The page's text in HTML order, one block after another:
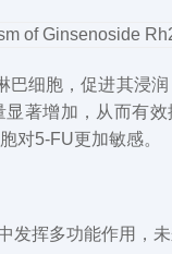
细胞，促进其浸
著增加，从而有效
对5-FU更加敏感。
发挥多功能作用，